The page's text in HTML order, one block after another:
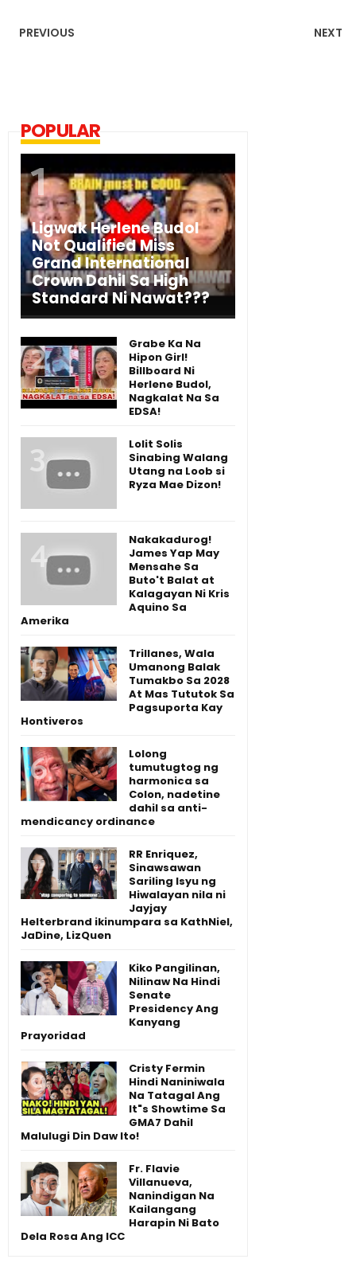
PREVIOUS NEXT
POPULAR
Ligwak Herlene Budol
Not Qualified Miss
Grand International
Crown Dahil Sa High
Standard Ni Nawat???
Grabe Ka Na
Hipon Girl!
Billboard Ni
Herlene Budol,
Nagkalat Na Sa
EDSA!
Lolit Solis
Sinabing Walang
Utang na Loob si
Ryza Mae Dizon!
Nakakadurog!
James Yap May
Mensahe Sa
Buto't Balat at
Kalagayan Ni Kris
Aquino Sa
Amerika
Trillanes, Wala
Umanong Balak
Tumakbo Sa 2028
At Mas Tututok Sa
Pagsuporta Kay
Hontiveros
Lolong
tumutugtog ng
harmonica sa
Colon, nadetine
dahil sa anti-
mendicancy ordinance
RR Enriquez,
Sinawsawan
Sariling Isyu ng
Hiwalayan nila ni
Jayjay
Helterbrand ikinumpara sa KathNiel,
JaDine, LizQuen
Kiko Pangilinan,
Nilinaw Na Hindi
Senate
Presidency Ang
Kanyang
Prayoridad
Cristy Fermin
Hindi Naniniwala
Na Tatagal Ang
It"s Showtime Sa
GMA7 Dahil
Malulugi Din Daw Ito!
Fr. Flavie
Villanueva,
Nanindigan Na
Kailangang
Harapin Ni Bato
Dela Rosa Ang ICC